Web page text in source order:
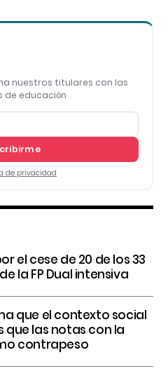
nuestros titulares con las
de educación
de privacidad
el cese de 20 de los 33
la FP Dual intensiva
que el contexto social
las notas con la
contrapeso